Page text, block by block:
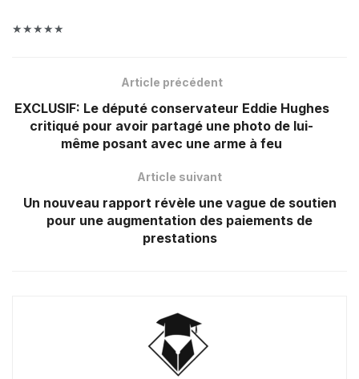
★★★★★
Article précédent
EXCLUSIF: Le député conservateur Eddie Hughes
critiqué pour avoir partagé une photo de lui-
même posant avec une arme à feu
Article suivant
Un nouveau rapport révèle une vague de soutien
pour une augmentation des paiements de
prestations